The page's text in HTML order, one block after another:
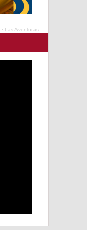
· Las Aventuras del Profesor Yarumo - Cafés de Colombia Expo 2025